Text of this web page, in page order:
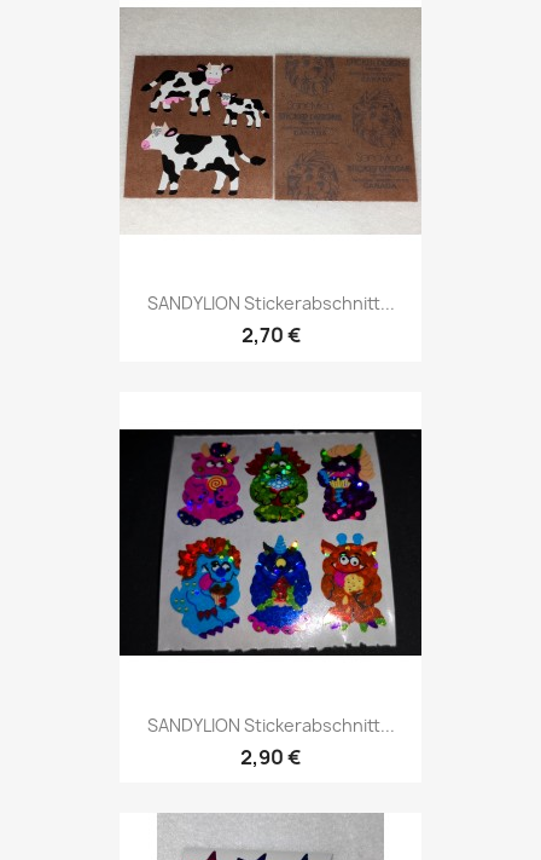
SANDYLION Stickerabschnitt...
2,70 €
SANDYLION Stickerabschnitt...
2,90 €